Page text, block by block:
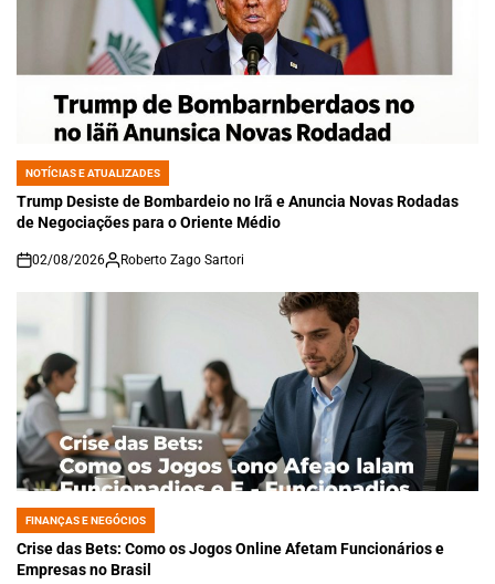
POSTED
IN
NOTÍCIAS E ATUALIZADES
Trump Desiste de Bombardeio no Irã e Anuncia Novas Rodadas
de Negociações para o Oriente Médio
on
02/08/2026 Roberto Zago Sartori
POSTED
IN
FINANÇAS E NEGÓCIOS
Crise das Bets: Como os Jogos Online Afetam Funcionários e
Empresas no Brasil